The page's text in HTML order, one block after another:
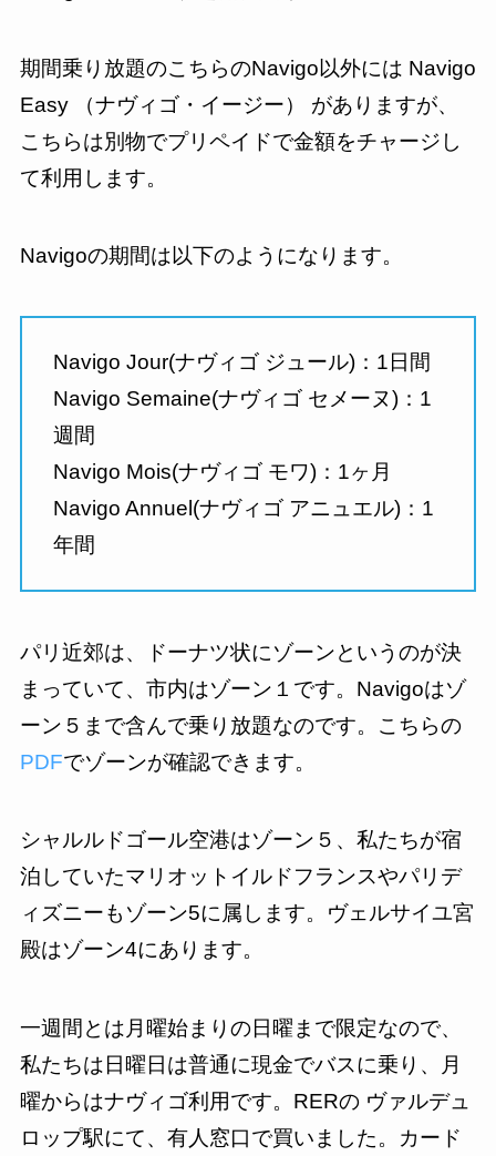
期間乗り放題のこちらのNavigo以外には Navigo
Easy （ナヴィゴ・イージー） がありますが、
こちらは別物でプリペイドで金額をチャージし
て利用します。
Navigoの期間は以下のようになります。
Navigo Jour(ナヴィゴ ジュール)：1日間
Navigo Semaine(ナヴィゴ セメーヌ)：1
週間
Navigo Mois(ナヴィゴ モワ)：1ヶ月
Navigo Annuel(ナヴィゴ アニュエル)：1
年間
パリ近郊は、ドーナツ状にゾーンというのが決
まっていて、市内はゾーン１です。Navigoはゾ
ーン５まで含んで乗り放題なのです。こちらの
PDFでゾーンが確認できます。
シャルルドゴール空港はゾーン５、私たちが宿
泊していたマリオットイルドフランスやパリデ
ィズニーもゾーン5に属します。ヴェルサイユ宮
殿はゾーン4にあります。
一週間とは月曜始まりの日曜まで限定なので、
私たちは日曜日は普通に現金でバスに乗り、月
曜からはナヴィゴ利用です。RERの ヴァルデュ
ロップ駅にて、有人窓口で買いました。カード